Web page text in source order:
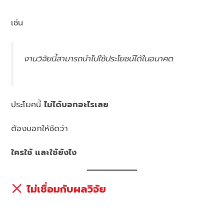
เช่น
งานวิจัยนี้สามารถนำไปใช้ประโยชน์ได้ในอนาคต
ประโยคนี้ไม่ได้บอกอะไรเลย
ต้องบอกให้ชัดว่า
ใครใช้ และใช้ยังไง
ไม่เชื่อมกับผลวิจัย